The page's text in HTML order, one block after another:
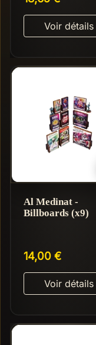
Voir détails
Al Medinat -
Billboards (x9)
14,00 €
Voir détails